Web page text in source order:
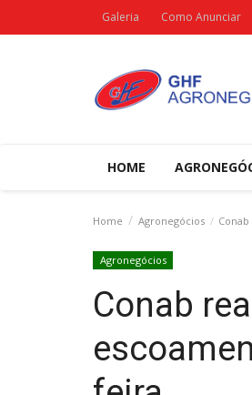
Galeria Como Anunciar
HOME
Home Agronegócios
Agronegócios
Conab